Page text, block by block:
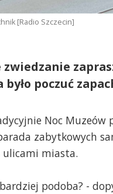
[Radio Szczecin]
zwiedzanie
było poczuć
Noc Muzeów
zabytkowych
ulicami miasta.
podoba? -